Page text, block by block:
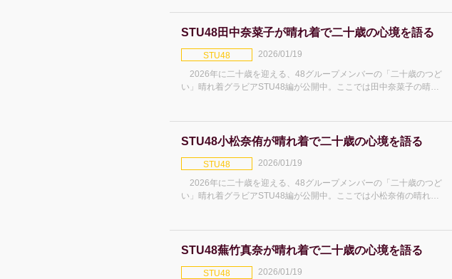
STU48田中奈菜子が晴れ着で二十歳の心境を語る
STU48
2026/01/19
2026年に二十歳を迎える、48グループメンバーの「二十歳のつど
い」晴れ着グラビアSTU48編が公開中。ここでは田中奈菜子の晴れ
STU48小松奈侑が晴れ着で二十歳の心境を語る
STU48
2026/01/19
2026年に二十歳を迎える、48グループメンバーの「二十歳のつど
い」晴れ着グラビアSTU48編が公開中。ここでは小松奈侑の晴れ着
STU48蕪竹真奈が晴れ着で二十歳の心境を語る
STU48
2026/01/19